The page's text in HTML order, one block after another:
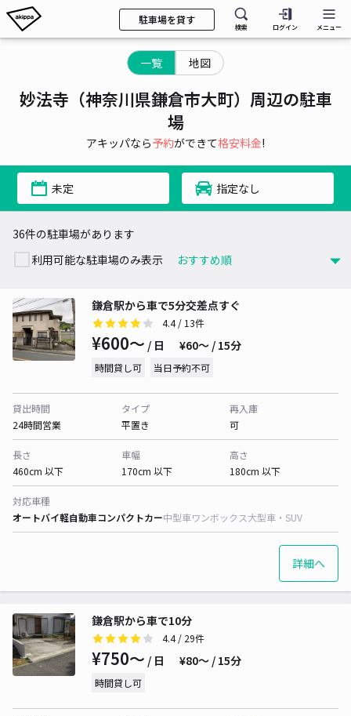
駐車場を貸す
検索 ログイン メニュー
一覧 地図
妙法寺（神奈川県鎌倉市大町）周辺の駐車
場
アキッパなら予約ができて格安料金!
未定 指定なし
36件の駐車場があります
利用可能な駐車場のみ表示
鎌倉駅から車で5分交差点すぐ
4.4/ 13件
¥600〜 / 日 ¥60〜 / 15分
時間貸し可 当日予約不可
貸出時間
24時間営業
タイプ
平置き
再入庫
可
長さ
460cm 以下
車幅
170cm 以下
高さ
180cm 以下
対応車種
オートバイ軽自動車コンパクトカー中型車ワンボックス大型車・SUV
詳細へ
鎌倉駅から車で10分
4.4/ 29件
¥750〜 / 日 ¥80〜 / 15分
時間貸し可